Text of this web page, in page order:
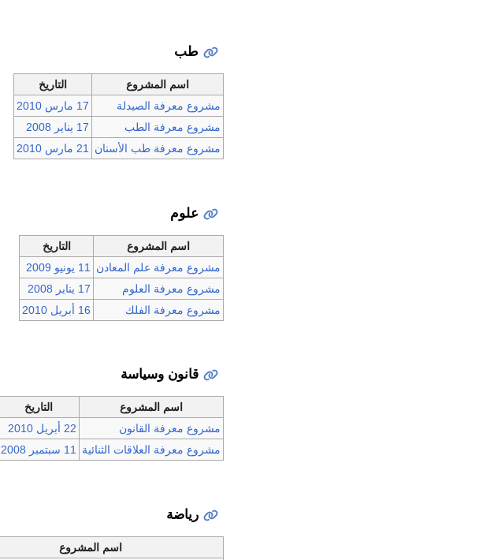
طب
اسم المشروع
التاريخ
مشروع معرفة الصيدلة
17 مارس
2010
مشروع معرفة الطب
17 يناير
2008
مشروع معرفة طب الأسنان
21 مارس 2010
علوم
اسم المشروع
التاريخ
مشروع معرفة علم المعادن
11 يونيو
2009
مشروع معرفة العلوم
17 يناير
2008
مشروع معرفة الفلك
16 أبريل 2010
قانون وسياسة
اسم المشروع
التاريخ
مشروع معرفة القانون
22 أبريل
2010
مشروع معرفة العلاقات الثنائية
11 سبتمبر 2008
رياضة
اسم المشروع